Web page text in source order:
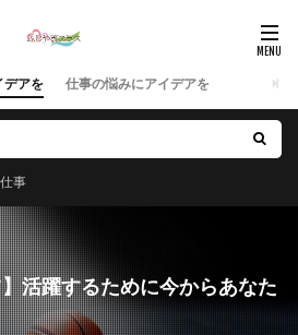
デアを 仕事の悩みにアイデアを
仕事
活躍するために今からあなた